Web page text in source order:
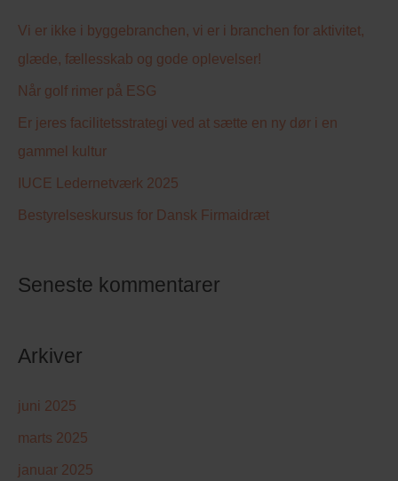
fVi er ikke i byggebranchen, vi er i branchen for aktivitet,
glæde, fællesskab og gode oplevelser!
Når golf rimer på ESG
Er jeres facilitetsstrategi ved at sætte en ny dør i en
gammel kultur
IUCE Ledernetværk 2025
Bestyrelseskursus for Dansk Firmaidræt
Seneste kommentarer
Arkiver
juni 2025
marts 2025
januar 2025